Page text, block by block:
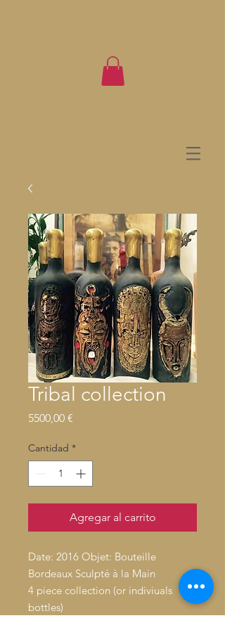
Tribal collection
5500,00 €
Cantidad *
Agregar al carrito
Date: 2016 Objet: Bouteille
Bordeaux Sculpté à la Main
4 piece collection (or indiviuals
bottles)